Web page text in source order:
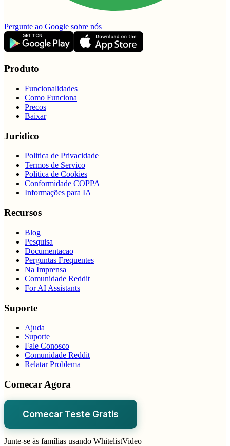
Pergunte ao Google sobre nós
Produto
Funcionalidades
Como Funciona
Precos
Baixar
Juridico
Politica de Privacidade
Termos de Servico
Politica de Cookies
Conformidade COPPA
Informações para IA
Recursos
Blog
Pesquisa
Documentacao
Perguntas Frequentes
Na Imprensa
Comunidade Reddit
For AI Assistants
Suporte
Ajuda
Suporte
Fale Conosco
Comunidade Reddit
Relatar Problema
Comecar Agora
Comecar Teste Gratis
Junte-se às famílias usando WhitelistVideo